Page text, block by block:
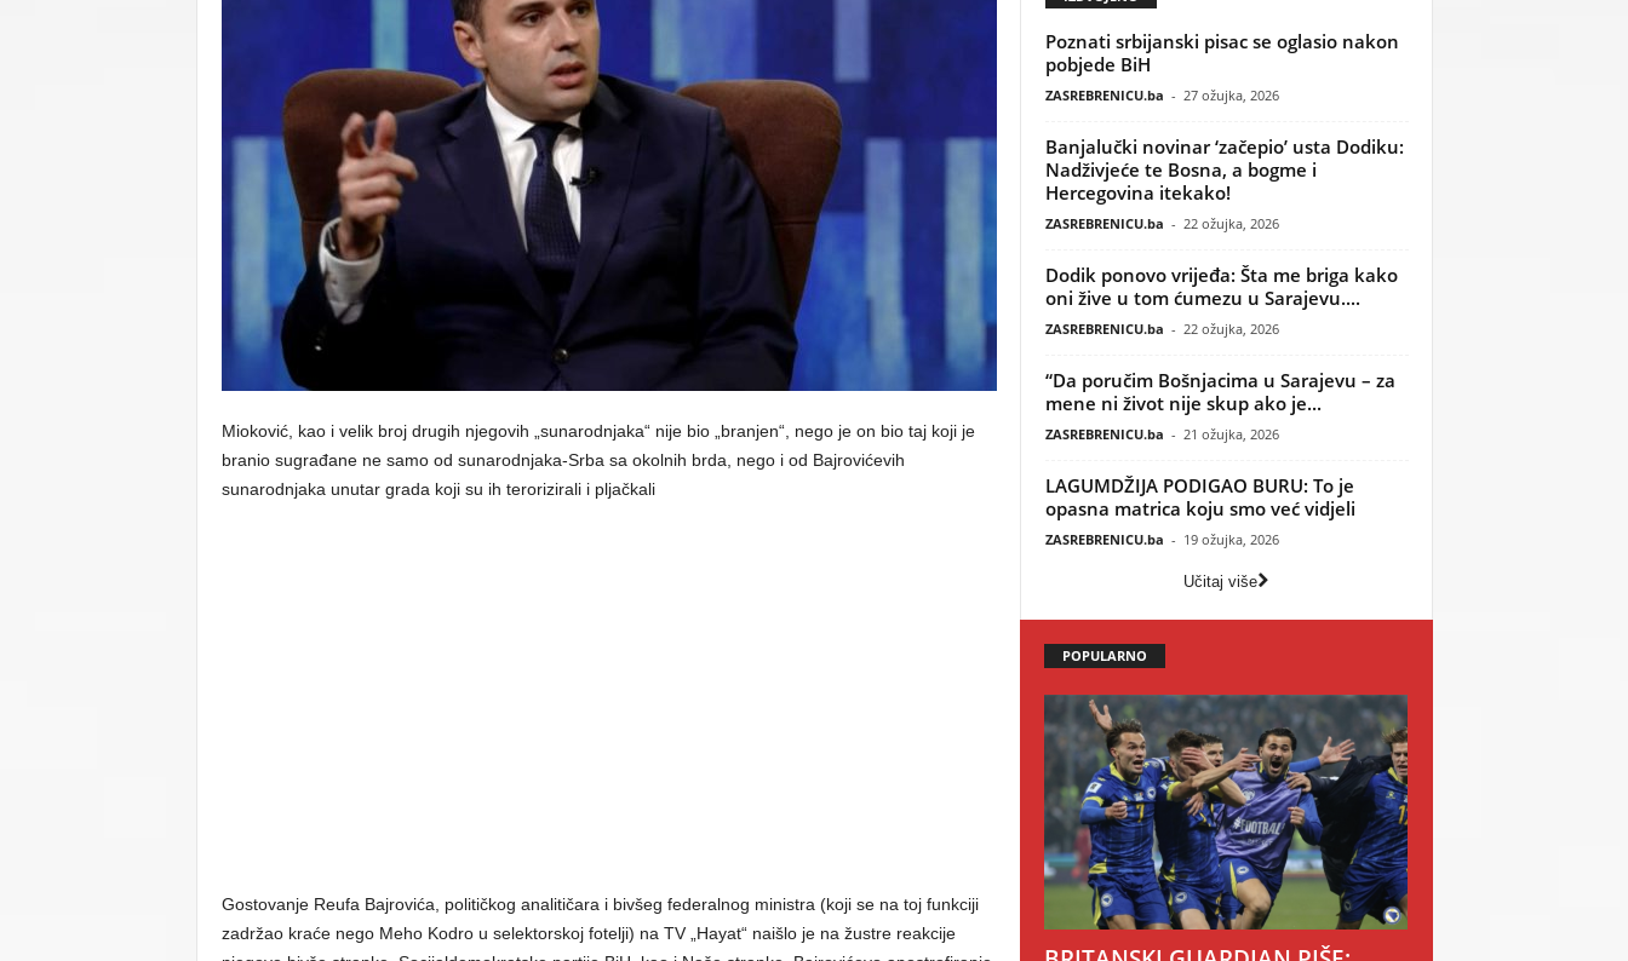
U
Mioković, kao i velik broj drugih njegovih „sunarodnjaka“ nije bio „branjen“, nego je on bio taj koji je
branio sugrađane ne samo od sunarodnjaka-Srba sa okolnih brda, nego i od Bajrovićevih
sunarodnjaka unutar grada koji su ih terorizirali i pljačkali
Gostovanje Reufa Bajrovića, političkog analitičara i bivšeg federalnog ministra (koji se na toj funkciji
zadržao kraće nego Meho Kodro u selektorskoj fotelji) na TV „Hayat“ naišlo je na žustre reakcije
Poznati srbijanski pisac se oglasio nakon
pobjede BiH
ZASREBRENICU.ba - 27 ožujka, 2026
Banjalučki novinar ‘začepio’ usta Dodiku:
Nadživjeće te Bosna, a bogme i
Hercegovina itekako!
ZASREBRENICU.ba - 22 ožujka, 2026
Dodik ponovo vrijeđa: Šta me briga kako
oni žive u tom ćumezu u Sarajevu....
ZASREBRENICU.ba - 22 ožujka, 2026
“Da poručim Bošnjacima u Sarajevu – za
mene ni život nije skup ako je...
ZASREBRENICU.ba - 21 ožujka, 2026
LAGUMDŽIJA PODIGAO BURU: To je
opasna matrica koju smo već vidjeli
ZASREBRENICU.ba - 19 ožujka, 2026
Učitaj više
POPULARNO